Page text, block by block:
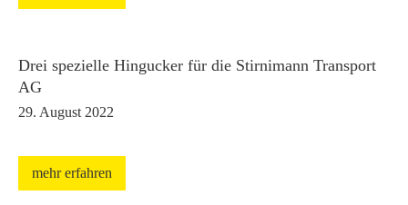
Drei spezielle Hingucker für die Stirnimann Transport
AG
29. August 2022
mehr erfahren